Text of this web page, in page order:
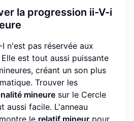
la progression ii-V-i
n'est pas réservée aux
est tout aussi puissante
créant un son plus
Trouver les
mineure sur le Cercle
aussi facile. L'anneau